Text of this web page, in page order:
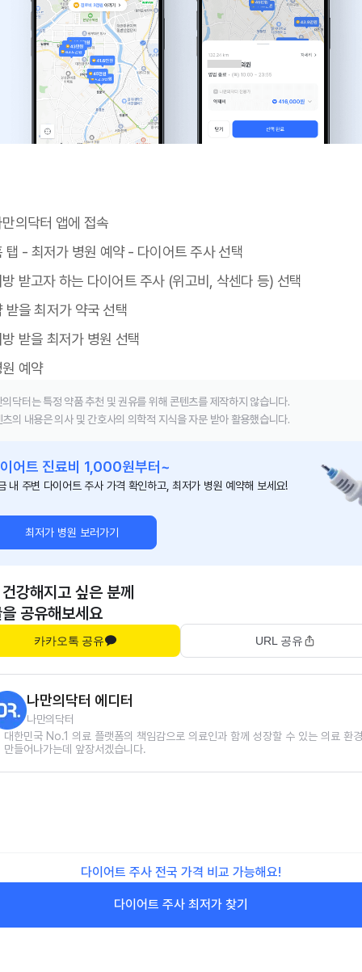
의닥터 앱에 접속
탭 - 최저가 병원 예약 - 다이어트 주사 선택
받고자 하는 다이어트 주사 (위고비, 삭센다 등) 선택
받을 최저가 약국 선택
받을 최저가 병원 선택
예약
의닥터는 특정 약품 추천 및 권유를 위해 콘텐츠를 제작하지 않습니다.
츠의 내용은 의사 및 간호사의 의학적 지식을 자문 받아 활용했습니다.
어트 진료비 1,000원부터~
내 주변 다이어트 주사 가격 확인하고, 최저가 병원 예약해 보세요!
최저가 병원 보러가기
강해지고 싶은 분께
공유해보세요
카카오톡 공유 URL 공유
나만의닥터 에디터
나만의닥터
대한민국 No.1 의료 플랫폼의 책임감으로 의료인과 함께 성장할 수 있는 의료 환
만들어나가는데 앞장서겠습니다.
다이어트 주사 전국 가격 비교 가능해요!
다이어트 주사 최저가 찾기